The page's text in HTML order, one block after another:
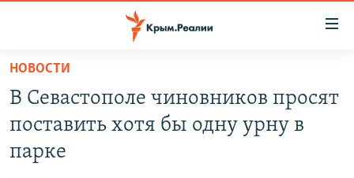
Вернуться
основному
содержанию
НОВОСТИ
В Севастополе чиновников просят
поставить хотя бы одну урну в
парке